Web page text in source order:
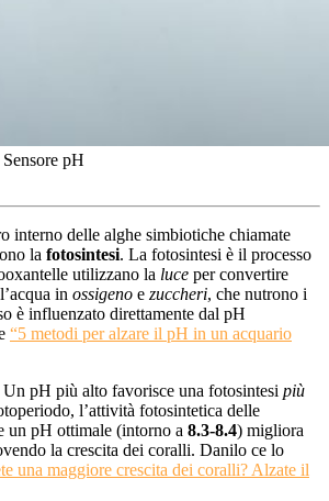
pH
interno delle alghe simbiotiche chiamate
la fotosintesi. La fotosintesi è il processo
utilizzano la luce per convertire
in ossigeno e zuccheri, che nutrono i
è influenzato direttamente dal pH
“5 metodi per alzare il pH in un acquario
Un pH più alto favorisce una fotosintesi più
l’attività fotosintetica delle
un pH ottimale (intorno a 8.3-8.4) migliora
la crescita dei coralli. Danilo ce lo
una maggiore crescita dei coralli? Alzate il